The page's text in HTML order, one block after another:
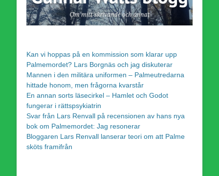
Kan vi hoppas på en kommission som klarar upp
Palmemordet? Lars Borgnäs och jag diskuterar
Mannen i den militära uniformen – Palmeutredarna
hittade honom, men frågorna kvarstår
En annan sorts läsecirkel – Hamlet och Godot
fungerar i rättspsykiatrin
Svar från Lars Renvall på recensionen av hans nya
bok om Palmemordet: Jag resonerar
Bloggaren Lars Renvall lanserar teori om att Palme
sköts framifrån